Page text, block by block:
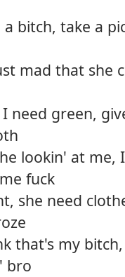
a bitch, take a
mad that she
need green,
lookin' at me,
fuck
she need
that's my
bro